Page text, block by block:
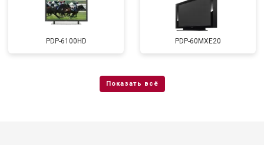
PDP-6100HD PDP-60MXE20